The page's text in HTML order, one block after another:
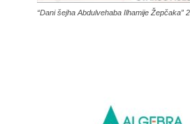
“Dani šejha Abdulvehaba Ilhamije Žepčaka”